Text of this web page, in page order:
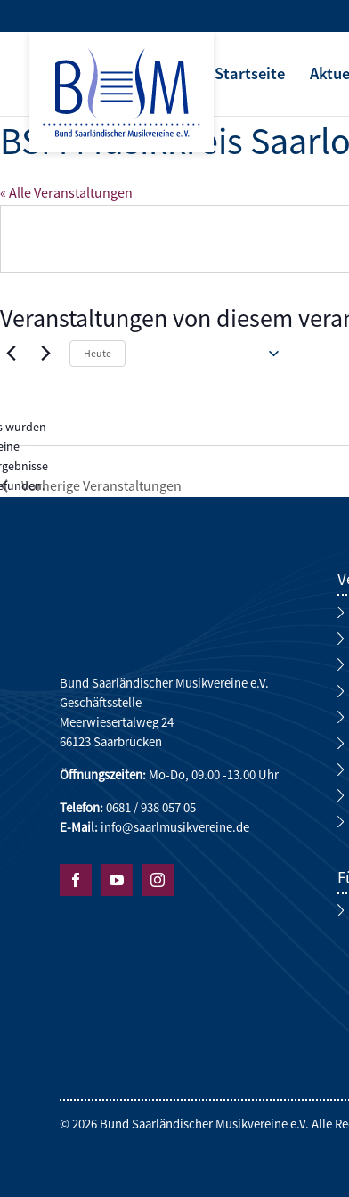
Startseite
BSM Musikkreis
« Alle Veranstaltungen
Veranstaltungen von diesem
Hinweis
wurden
Heute
VorherigeVeranstaltungen
Bund Saarländischer Musikvereine e.V.
Geschäftsstelle
Meerwiesertalweg 24
66123 Saarbrücken
Öffnungszeiten: Mo-Do, 09.00 -13.00 Uhr
Telefon:0681 / 938 057 05
E-Mail: info@saarlmusikvereine.de
  
© 2026 Bund Saarländischer Musikvereine e.V. Alle